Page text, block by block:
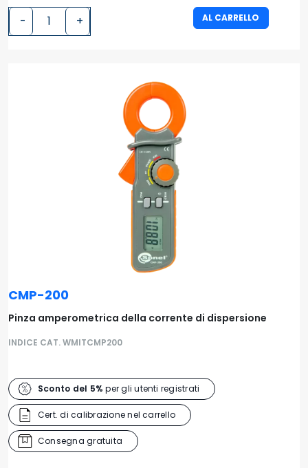
- + AL CARRELLO
CMP-200
Pinza amperometrica della corrente di dispersione
INDICE CAT. WMITCMP200
Sconto del 5% per gli utenti registrati
Cert. di calibrazione nel carrello
Consegna gratuita